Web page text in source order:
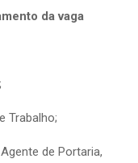
da vaga
Trabalho;
de Portaria,